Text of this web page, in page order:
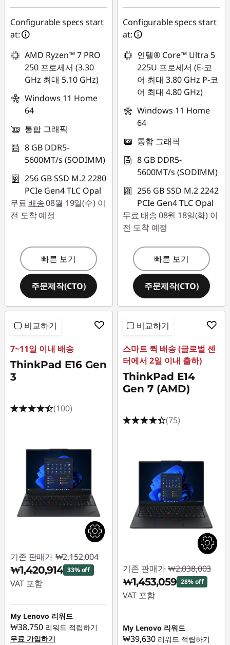
Configurable specs start
at:
AMD Ryzen™ 7 PRO
250 프로세서 (3.30
GHz 최대 5.10 GHz)
Windows 11 Home
64
통합 그래픽
8 GB DDR5-
5600MT/s (SODIMM)
256 GB SSD M.2 2280
PCIe Gen4 TLC Opal
무료 배송08월 19일(수) 이
전 도착 예정
빠른 보기
주문제작(CTO)
Configurable specs start
at:
인텔® Core™ Ultra 5
225U 프로세서 (E-코
어 최대 3.80 GHz P-코
어 최대 4.80 GHz)
Windows 11 Home
64
통합 그래픽
8 GB DDR5-
5600MT/s (SODIMM)
256 GB SSD M.2 2242
PCIe Gen4 TLC Opal
무료 배송08월 18일(화) 이
전 도착 예정
빠른 보기
주문제작(CTO)
비교하기
7~11일 이내 배송
ThinkPad E16 Gen
3
(100)
기존 판매가 ₩2,152,004
₩1,420,914 33% off
VAT 포함
즉시 할인: :-
₩731,090
My Lenovo 리워드
₩38,750 리워드 적립하기
무료 가입하기
비교하기
스마트 퀵 배송 (글로벌 센
터에서 2일 이내 출하)
ThinkPad E14
Gen 7 (AMD)
(75)
기존 판매가 ₩2,038,003
₩1,453,059 28% off
VAT 포함
즉시 할인: :-
₩584,944
My Lenovo 리워드
₩39,630 리워드 적립하기